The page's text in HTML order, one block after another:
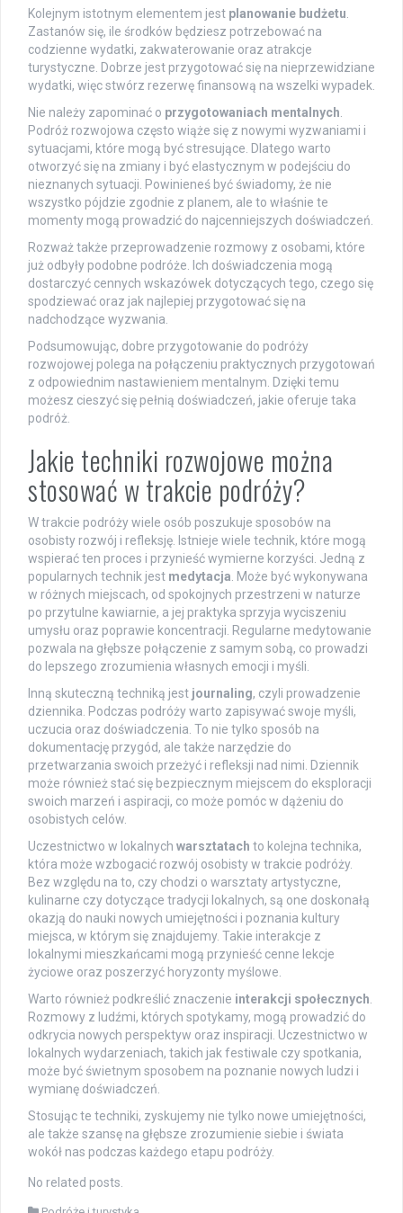
Kolejnym istotnym elementem jest planowanie budżetu
Zastanów się, ile środków będziesz potrzebować na
codzienne wydatki, zakwaterowanie oraz atrakcje
turystyczne. Dobrze jest przygotować się na nieprzewidziane
wydatki, więc stwórz rezerwę finansową na wszelki wypadek.
Nie należy zapominać o przygotowaniach mentalnych
Podróż rozwojowa często wiąże się z nowymi wyzwaniami i
sytuacjami, które mogą być stresujące. Dlatego warto
otworzyć się na zmiany i być elastycznym w podejściu do
nieznanych sytuacji. Powinieneś być świadomy, że nie
wszystko pójdzie zgodnie z planem, ale to właśnie te
momenty mogą prowadzić do najcenniejszych doświadczeń.
Rozważ także przeprowadzenie rozmowy z osobami, które
już odbyły podobne podróże. Ich doświadczenia mogą
dostarczyć cennych wskazówek dotyczących tego, czego się
spodziewać oraz jak najlepiej przygotować się na
nadchodzące wyzwania.
Podsumowując, dobre przygotowanie do podróży
rozwojowej polega na połączeniu praktycznych przygotowań
z odpowiednim nastawieniem mentalnym. Dzięki temu
możesz cieszyć się pełnią doświadczeń, jakie oferuje taka
podróż.
Jakie techniki rozwojowe można
stosować w trakcie podróży?
W trakcie podróży wiele osób poszukuje sposobów na
osobisty rozwój i refleksję. Istnieje wiele technik, które mogą
wspierać ten proces i przynieść wymierne korzyści. Jedną z
popularnych technik jest medytacja . Może być wykonywana
w różnych miejscach, od spokojnych przestrzeni w naturze
po przytulne kawiarnie, a jej praktyka sprzyja wyciszeniu
umysłu oraz poprawie koncentracji. Regularne medytowanie
pozwala na głębsze połączenie z samym sobą, co prowadzi
do lepszego zrozumienia własnych emocji i myśli.
Inną skuteczną techniką jest journaling, czyli prowadzenie
dziennika. Podczas podróży warto zapisywać swoje myśli,
uczucia oraz doświadczenia. To nie tylko sposób na
dokumentację przygód, ale także narzędzie do
przetwarzania swoich przeżyć i refleksji nad nimi. Dziennik
może również stać się bezpiecznym miejscem do eksploracji
swoich marzeń i aspiracji, co może pomóc w dążeniu do
osobistych celów.
Uczestnictwo w lokalnych warsztatach to kolejna technika,
która może wzbogacić rozwój osobisty w trakcie podróży.
Bez względu na to, czy chodzi o warsztaty artystyczne,
kulinarne czy dotyczące tradycji lokalnych, są one doskonałą
okazją do nauki nowych umiejętności i poznania kultury
miejsca, w którym się znajdujemy. Takie interakcje z
lokalnymi mieszkańcami mogą przynieść cenne lekcje
życiowe oraz poszerzyć horyzonty myślowe.
Warto również podkreślić znaczenie interakcji społecznych
Rozmowy z ludźmi, których spotykamy, mogą prowadzić do
odkrycia nowych perspektyw oraz inspiracji. Uczestnictwo w
lokalnych wydarzeniach, takich jak festiwale czy spotkania,
może być świetnym sposobem na poznanie nowych ludzi i
wymianę doświadczeń.
Stosując te techniki, zyskujemy nie tylko nowe umiejętności,
ale także szansę na głębsze zrozumienie siebie i świata
wokół nas podczas każdego etapu podróży.
No related posts.